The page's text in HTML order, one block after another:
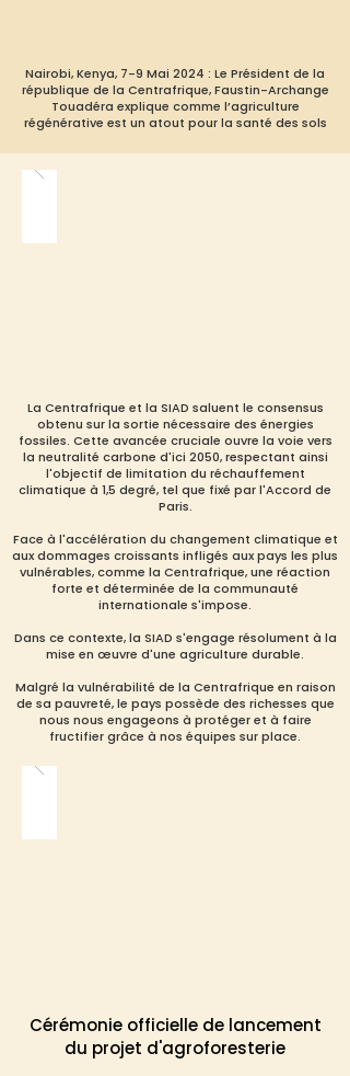
Nairobi, Kenya, 7-9 Mai 2024 : Le Président de la
république de la Centrafrique, Faustin-Archange
Touadéra explique comme l’agriculture
régénérative est un atout pour la santé des sols
La Centrafrique et la SIAD saluent le consensus
obtenu sur la sortie nécessaire des énergies
fossiles. Cette avancée cruciale ouvre la voie vers
la neutralité carbone d'ici 2050, respectant ainsi
l'objectif de limitation du réchauffement
climatique à 1,5 degré, tel que fixé par l'Accord de
Paris.
Face à l'accélération du changement climatique et
aux dommages croissants infligés aux pays les plus
vulnérables, comme la Centrafrique, une réaction
forte et déterminée de la communauté
internationale s'impose.
Dans ce contexte, la SIAD s'engage résolument à la
mise en œuvre d'une agriculture durable.
Malgré la vulnérabilité de la Centrafrique en raison
de sa pauvreté, le pays possède des richesses que
nous nous engageons à protéger et à faire
fructifier grâce à nos équipes sur place.
Cérémonie officielle de lancement
du projet d'agroforesterie